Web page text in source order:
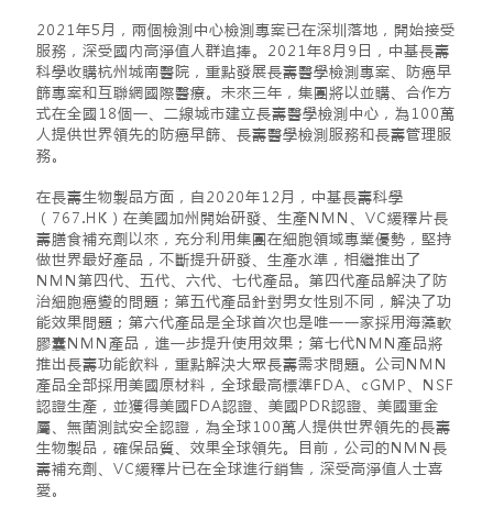
2021年5月，兩個檢測中心檢測專案已在深圳落地，開始接受
服務，深受國內高淨值人群追捧。2021年8月9日，中基長壽
科學收購杭州城南醫院，重點發展長壽醫學檢測專案、防癌早
篩專案和互聯網國際醫療。未來三年，集團將以並購、合作方
式在全國18個一、二線城市建立長壽醫學檢測中心，為100萬
人提供世界領先的防癌早篩、長壽醫學檢測服務和長壽管理服
務。
在長壽生物製品方面，自2020年12月，中基長壽科學
（767.HK）在美國加州開始研發、生產NMN、VC緩釋片長
壽膳食補充劑以來，充分利用集團在細胞領域專業優勢，堅持
做世界最好產品，不斷提升研發、生產水準，相繼推出了
NMN第四代、五代、六代、七代產品。第四代產品解決了防
治細胞癌變的問題；第五代產品針對男女性別不同，解決了功
能效果問題；第六代產品是全球首次也是唯一一家採用海藻軟
膠囊NMN產品，進一步提升使用效果；第七代NMN產品將
推出長壽功能飲料，重點解決大眾長壽需求問題。公司NMN
產品全部採用美國原材料，全球最高標準FDA、cGMP、NSF
認證生產，並獲得美國FDA認證、美國PDR認證、美國重金
屬、無菌測試安全認證，為全球100萬人提供世界領先的長壽
生物製品，確保品質、效果全球領先。目前，公司的NMN長
壽補充劑、VC緩釋片已在全球進行銷售，深受高淨值人士喜
愛。